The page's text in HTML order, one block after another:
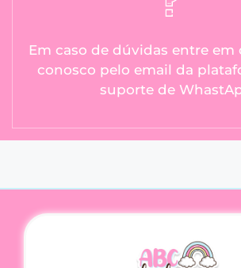
Em caso de dúvidas entre
conosco pelo email da
suporte de